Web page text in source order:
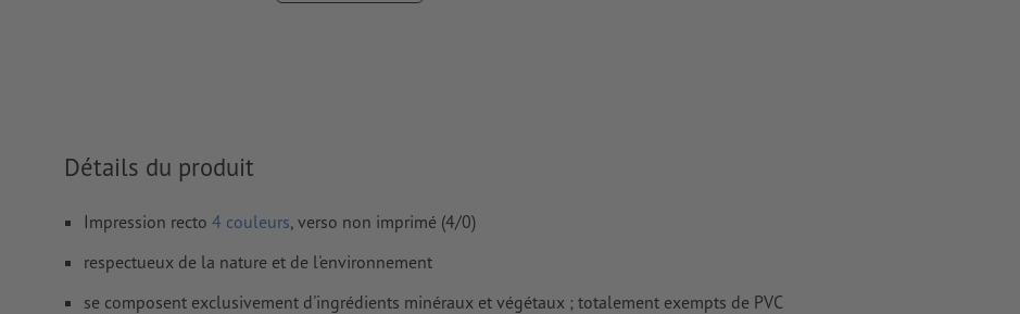
fautes d'orthographe et de syntaxe
Le contenu deschamps de formulaire
Comment créer correctement des fichiers d'impression?
Détails du produit
Impression recto 4 couleurs, verso non imprimé (4/0)
respectueux de la nature et de l'environnement
se composent exclusivement d'ingrédients minéraux et végétaux ; totalement exempts de PVC